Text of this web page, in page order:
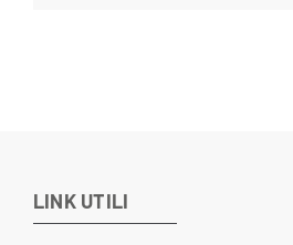
LINK UTILI